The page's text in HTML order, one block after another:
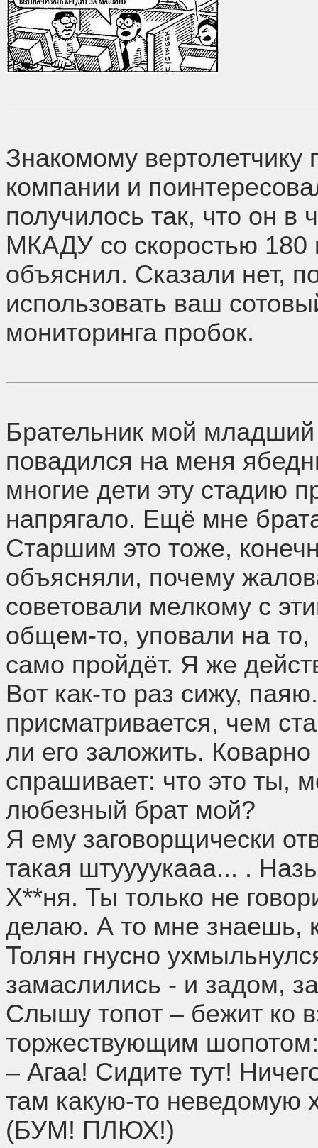
Знакомому вертолетчику
компании и
получилось так, что он в
МКАДУ со скоростью 180
объяснил. Сказали нет,
использовать ваш
мониторинга пробок.
Брательник мой
повадился на меня
многие дети эту стадию
напрягало. Ещё мне
Старшим это тоже,
объясняли, почему
советовали мелкому с
общем-то, уповали на то,
само пройдёт. Я же
Вот как-то раз сижу,
присматривается, чем
ли его заложить.
спрашивает: что это ты,
любезный брат мой?
Я ему заговорщически
такая штуууукааа... .
Х**ня. Ты только не
делаю. А то мне знаешь,
Толян гнусно
замаслились - и задом,
Слышу топот – бежит ко
торжествующим шопотом:
– Агаа! Сидите тут!
там какую-то неведомую
(БУМ! ПЛЮХ!)